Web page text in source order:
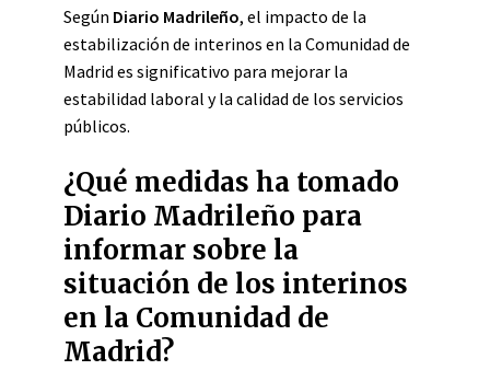
Según Diario Madrileño, el impacto de la
estabilización de interinos en la Comunidad de
Madrid es significativo para mejorar la
estabilidad laboral y la calidad de los servicios
públicos.
¿Qué medidas ha tomado
Diario Madrileño para
informar sobre la
situación de los interinos
en la Comunidad de
Madrid?